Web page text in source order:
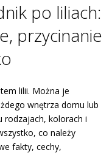
po liliach:
przycinanie
lilii. Można je
wnętrza domu lub
rodzajach, kolorach i
co należy
fakty, cechy,